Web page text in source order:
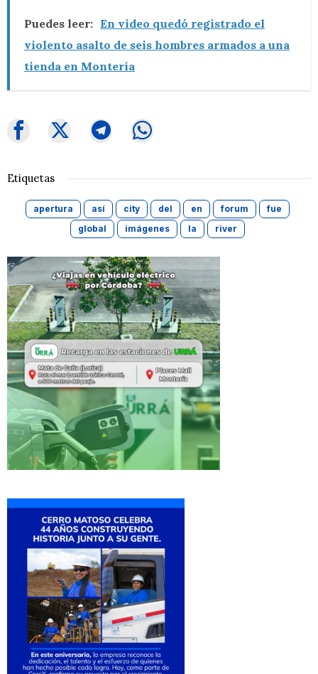
Puedes leer: En video quedó registrado el
violento asalto de seis hombres armados a una
tienda en Montería
Etiquetas
apertura así city del en forum
fue
global
imágenes la river